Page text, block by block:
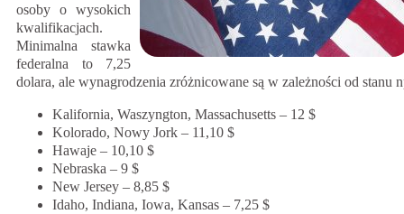
osoby o wysokich
kwalifikacjach.
Minimalna stawka
federalna to 7,25
dolara, ale wynagrodzenia zróżnicowane są w zależności od stanu
Kalifornia, Waszyngton, Massachusetts – 12 $
Kolorado, Nowy Jork – 11,10 $
Hawaje – 10,10 $
Nebraska – 9 $
New Jersey – 8,85 $
Idaho, Indiana, Iowa, Kansas – 7,25 $